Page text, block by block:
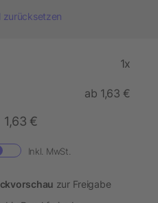
zurücksetzen
1x
ab 1,63 €
1,63 €
Inkl. MwSt.
zur Freigabe